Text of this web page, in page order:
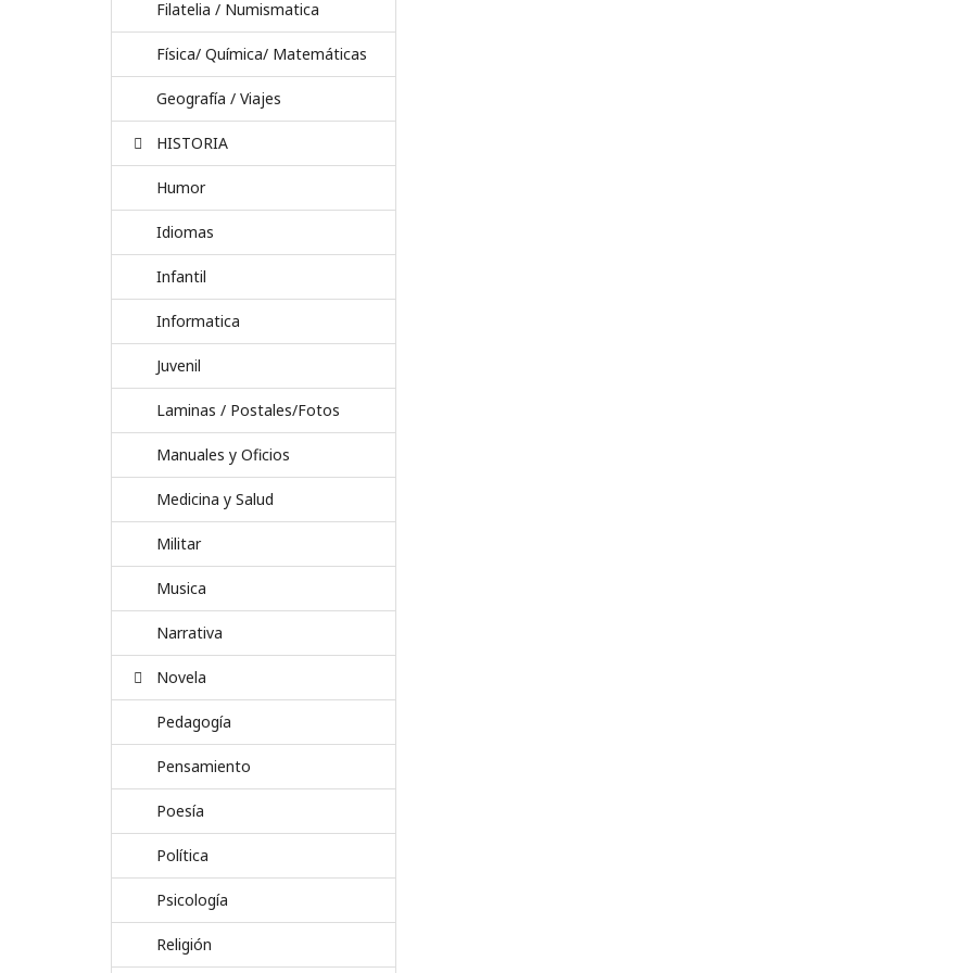
Filatelia / Numismatica
Física/ Química/ Matemáticas
Geografía / Viajes
HISTORIA
Humor
Idiomas
Infantil
Informatica
Juvenil
Laminas / Postales/Fotos
Manuales y Oficios
Medicina y Salud
Militar
Musica
Narrativa
Novela
Pedagogía
Pensamiento
Poesía
Política
Psicología
Religión